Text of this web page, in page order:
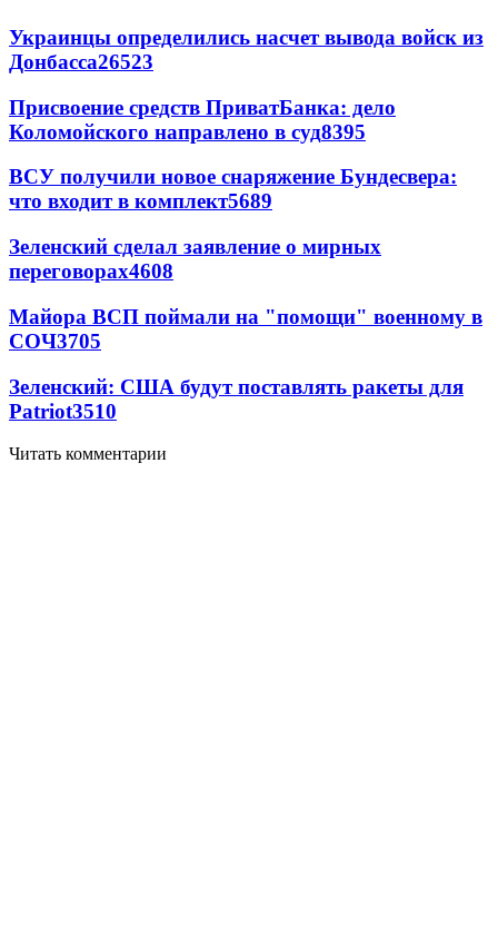
Украинцы определились насчет вывода войск из
Донбасса26523
Присвоение средств ПриватБанка: дело
Коломойского направлено в суд8395
ВСУ получили новое снаряжение Бундесвера:
что входит в комплект5689
Зеленский сделал заявление о мирных
переговорах4608
Майора ВСП поймали на "помощи" военному в
СОЧ3705
Зеленский: США будут поставлять ракеты для
Patriot3510
Читать комментарии